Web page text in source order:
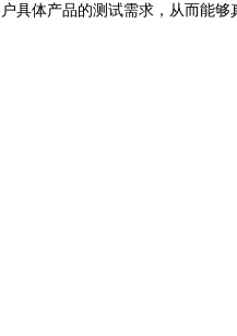
体产品的测试需求，从而能够